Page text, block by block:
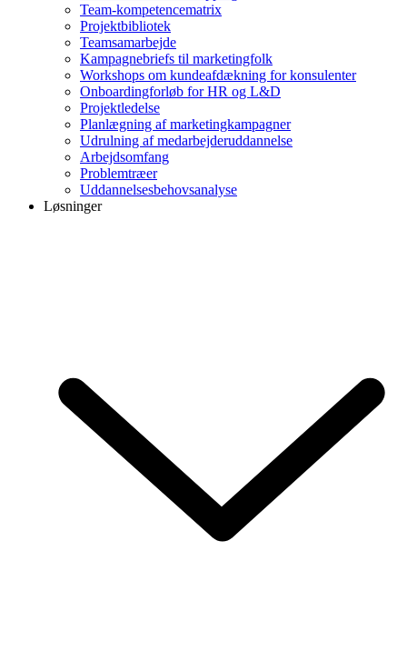
Team-kompetencematrix
Projektbibliotek
Teamsamarbejde
Kampagnebriefs til marketingfolk
Workshops om kundeafdækning for konsulenter
Onboardingforløb for HR og L&D
Projektledelse
Planlægning af marketingkampagner
Udrulning af medarbejderuddannelse
Arbejdsomfang
Problemtræer
Uddannelsesbehovsanalyse
Løsninger